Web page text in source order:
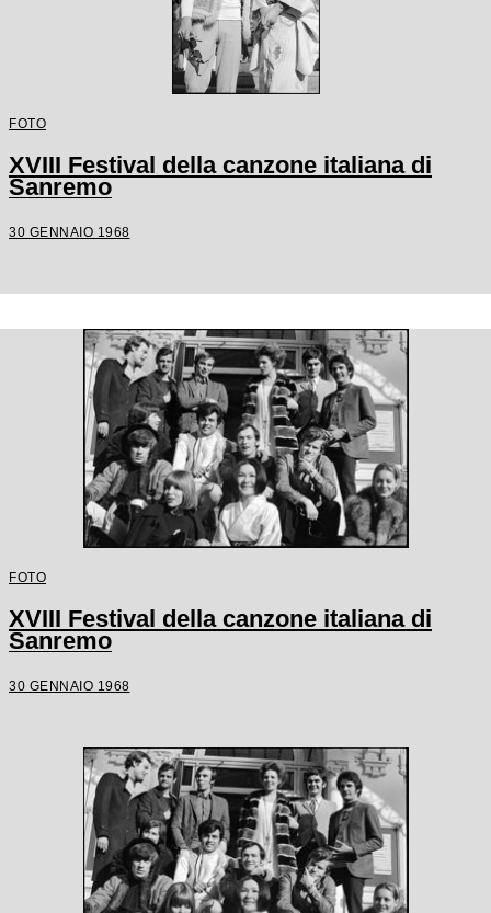
FOTO
XVIII Festival della canzone italiana di
Sanremo
30 GENNAIO 1968
FOTO
XVIII Festival della canzone italiana di
Sanremo
30 GENNAIO 1968